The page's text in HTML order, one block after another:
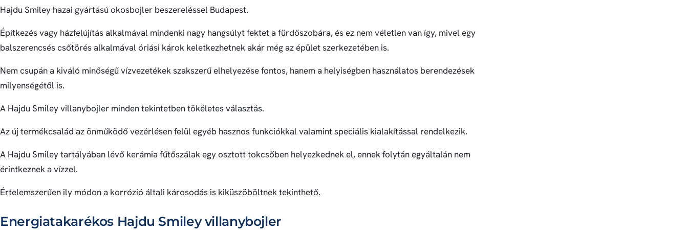
Hajdu Smiley hazai gyártású okosbojler beszereléssel Budapest.
Építkezés vagy házfelújítás alkalmával mindenki nagy hangsúlyt fektet a fürdőszobára, és ez nem véletlen van így, mivel egy
balszerencsés csőtörés alkalmával óriási károk keletkezhetnek akár még az épület szerkezetében is.
Nem csupán a kiváló minőségű vízvezetékek szakszerű elhelyezése fontos, hanem a helyiségben használatos berendezések
milyenségétől is.
A Hajdu Smiley villanybojler minden tekintetben tökéletes választás.
Az új termékcsalád az önműködő vezérlésen felül egyéb hasznos funkciókkal valamint speciális kialakítással rendelkezik.
A Hajdu Smiley tartályában lévő kerámia fűtőszálak egy osztott tokcsőben helyezkednek el, ennek folytán egyáltalán nem
érintkeznek a vízzel.
Értelemszerűen ily módon a korrózió általi károsodás is kiküszöböltnek tekinthető.
Energiatakarékos Hajdu Smiley villanybojler